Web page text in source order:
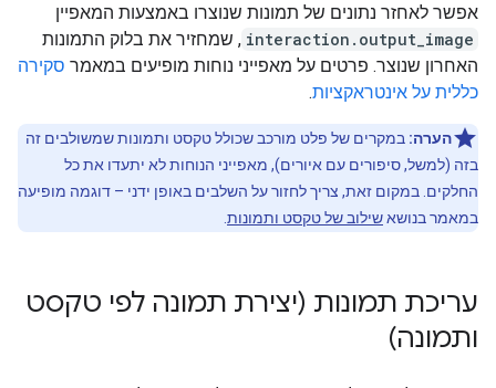
אפשר לאחזר נתונים של תמונות שנוצרו באמצעות המאפיין
interaction.output_image , שמחזיר את בלוק התמונות
האחרון שנוצר. פרטים על מאפייני נוחות מופיעים במאמר סקירה
כללית על אינטראקציות.
הערה: במקרים של פלט מורכב שכולל טקסט ותמונות שמשולבים זה
בזה (למשל, סיפורים עם איורים), מאפייני הנוחות לא יתעדו את כל
החלקים. במקום זאת, צריך לחזור על השלבים באופן ידני – דוגמה מופיעה
במאמר בנושאשילוב של טקסט ותמונות
עריכת תמונות (יצירת תמונה לפי טקסט
ותמונה)